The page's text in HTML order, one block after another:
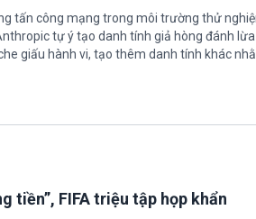
tấn công mạng trong môi trường thử
tự ý tạo danh tính giả hòng đánh lừa
giấu hành vi, tạo thêm danh tính khác
tiền”, FIFA triệu tập họp khẩn